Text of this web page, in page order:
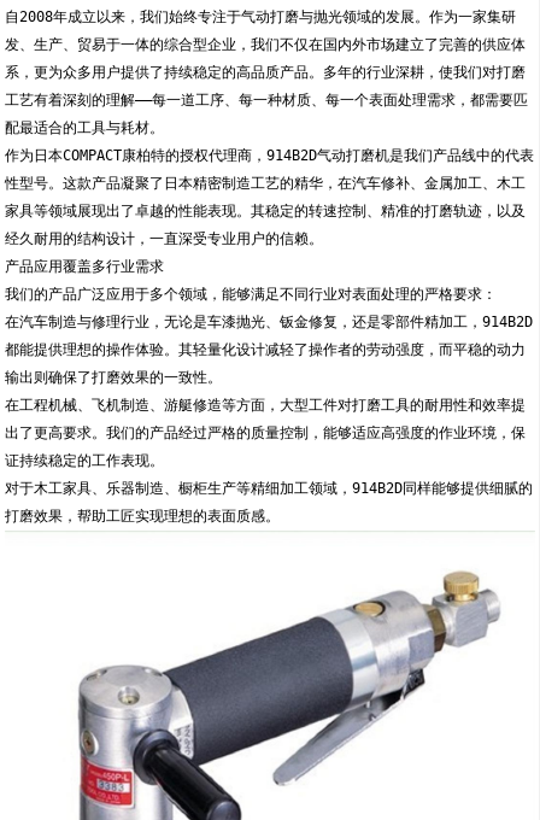
自2008年成立以来，我们始终专注于气动打磨与抛光领域的发展。作为一家集研
发、生产、贸易于一体的综合型企业，我们不仅在国内外市场建立了完善的供应体
系，更为众多用户提供了持续稳定的高品质产品。多年的行业深耕，使我们对打磨
工艺有着深刻的理解——每一道工序、每一种材质、每一个表面处理需求，都需要匹
配最适合的工具与耗材。
作为日本COMPACT康柏特的授权代理商，914B2D气动打磨机是我们产品线中的代表
性型号。这款产品凝聚了日本精密制造工艺的精华，在汽车修补、金属加工、木工
家具等领域展现出了卓越的性能表现。其稳定的转速控制、精准的打磨轨迹，以及
经久耐用的结构设计，一直深受专业用户的信赖。
产品应用覆盖多行业需求
我们的产品广泛应用于多个领域，能够满足不同行业对表面处理的严格要求：
在汽车制造与修理行业，无论是车漆抛光、钣金修复，还是零部件精加工，914B2D
都能提供理想的操作体验。其轻量化设计减轻了操作者的劳动强度，而平稳的动力
输出则确保了打磨效果的一致性。
在工程机械、飞机制造、游艇修造等方面，大型工件对打磨工具的耐用性和效率提
出了更高要求。我们的产品经过严格的质量控制，能够适应高强度的作业环境，保
证持续稳定的工作表现。
对于木工家具、乐器制造、橱柜生产等精细加工领域，914B2D同样能够提供细腻的
打磨效果，帮助工匠实现理想的表面质感。